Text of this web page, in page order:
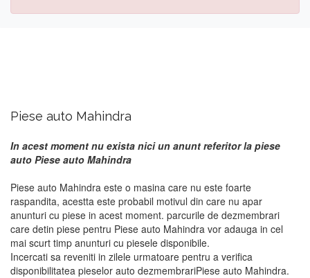
Piese auto Mahindra
In acest moment nu exista nici un anunt referitor la piese
auto Piese auto Mahindra
Piese auto Mahindra este o masina care nu este foarte
raspandita, acestta este probabil motivul din care nu apar
anunturi cu piese in acest moment. parcurile de dezmembrari
care detin piese pentru Piese auto Mahindra vor adauga in cel
mai scurt timp anunturi cu piesele disponibile.
Incercati sa reveniti in zilele urmatoare pentru a verifica
disponibilitatea pieselor auto dezmembrariPiese auto Mahindra.